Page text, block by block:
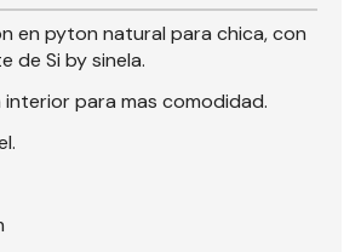
en pyton natural para chica, con
de Si by sinela.
para mas comodidad.